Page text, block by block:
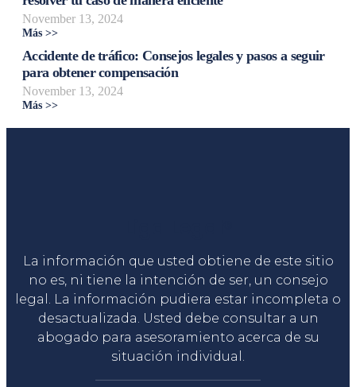
November 13, 2024
Más >>
Accidente de tráfico: Consejos legales y pasos a seguir
para obtener compensación
November 13, 2024
Más >>
La información que usted obtiene de este sitio
no es, ni tiene la intención de ser, un consejo
legal. La información pudiera estar incompleta o
desactualizada. Usted debe consultar a un
abogado para asesoramiento acerca de su
situación individual.